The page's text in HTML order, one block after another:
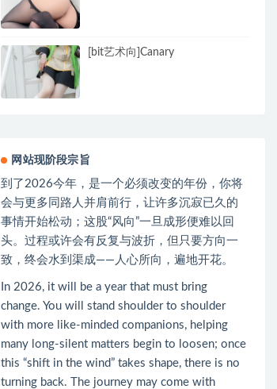
[bit艺术向]Canary
网站现阶段宗旨
到了2026今年，是一个必须改变的年份，你将
会与更多同路人并肩前行，让许多沉寂已久的
事情开始松动；这股“风向”一旦成形便难以回
头。过程或许会有反复与波折，但只要方向一
致，终会水到渠成——人心所向，遍地开花。
In 2026, it will be a year that must bring
change. You will stand shoulder to shoulder
with more like-minded companions, helping
many long-silent matters begin to loosen; once
this “shift in the wind” takes shape, there is no
turning back. The journey may come with